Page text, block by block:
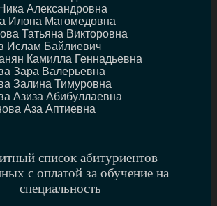
Александровна
Илона Магомедовна
Татьяна Викторовна
Ислам Байлиевич
Камилла Геннадьевна
Зара Валерьевна
Залина Тимуровна
Азиза Абибуллаевна
Аза Аптиевна
список абитуриентов
с оплатой за обучение на
специальность